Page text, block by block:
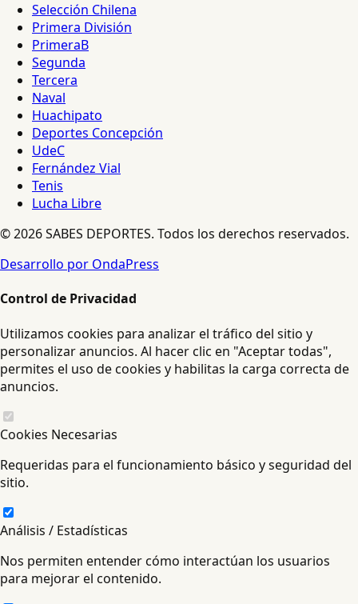
Selección Chilena
Primera División
PrimeraB
Segunda
Tercera
Naval
Huachipato
Deportes Concepción
UdeC
Fernández Vial
Tenis
Lucha Libre
© 2026 SABES DEPORTES. Todos los derechos reservados.
Desarrollo por OndaPress
Control de Privacidad
Utilizamos cookies para analizar el tráfico del sitio y
personalizar anuncios. Al hacer clic en "Aceptar todas",
permites el uso de cookies y habilitas la carga correcta de
anuncios.
Cookies Necesarias
Requeridas para el funcionamiento básico y seguridad del
sitio.
Análisis / Estadísticas
Nos permiten entender cómo interactúan los usuarios
para mejorar el contenido.